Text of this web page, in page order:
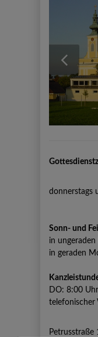
donnerstags
Sonn- und
in
in geraden
DO: 8:00
telefonischer
Petrusstraße